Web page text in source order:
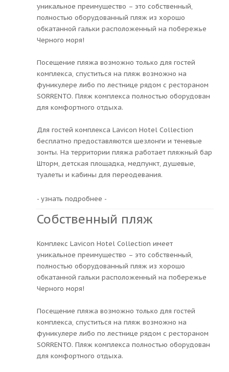
уникальное преимущество – это собственный,
полностью оборудованный пляж из хорошо
обкатанной гальки расположенный на побережье
Черного моря!
Посещение пляжа возможно только для гостей
комплекса, спуститься на пляж возможно на
фуникулере либо по лестнице рядом с рестораном
SORRENTO. Пляж комплекса полностью оборудован
для комфортного отдыха.
Для гостей комплекса Lavicon Hotel Collection
бесплатно предоставляются шезлонги и теневые
зонты. На территории пляжа работает пляжный бар
Шторм, детская площадка, медпункт, душевые,
туалеты и кабины для переодевания.
- узнать подробнее -
Собственный пляж
Комплекс Lavicon Hotel Collection имеет
уникальное преимущество – это собственный,
полностью оборудованный пляж из хорошо
обкатанной гальки расположенный на побережье
Черного моря!
Посещение пляжа возможно только для гостей
комплекса, спуститься на пляж возможно на
фуникулере либо по лестнице рядом с рестораном
SORRENTO. Пляж комплекса полностью оборудован
для комфортного отдыха.